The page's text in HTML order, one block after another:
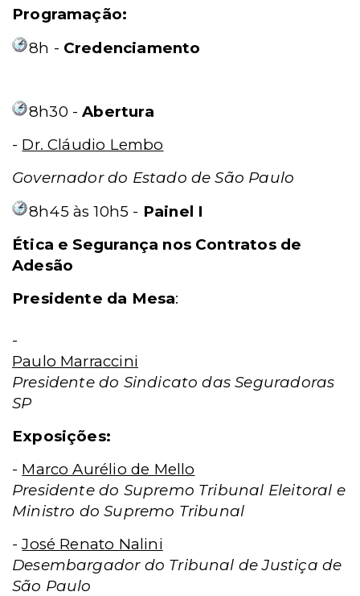
Programação:
8h - Credenciamento
8h30 -Abertura
- Dr. Cláudio Lembo
Governador do Estado de São Paulo
8h45 às 10h5 - Painel I
Ética e Segurança nos Contratos de
Adesão
Presidente da Mesa:
-
Paulo Marraccini
Presidente do Sindicato das Seguradoras
SP
Exposições:
- Marco Aurélio de Mello
Presidente do Supremo Tribunal Eleitoral e
Ministro do Supremo Tribunal
-José Renato Nalini
Desembargador do Tribunal de Justiça de
São Paulo